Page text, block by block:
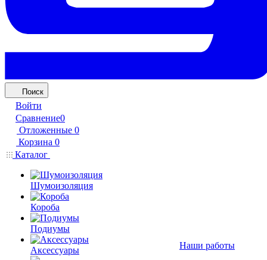
Поиск
Войти
Сравнение0
Отложенные 0
Корзина 0
Каталог
Шумоизоляция
Короба
Подиумы
Аксессуары
Наши работы